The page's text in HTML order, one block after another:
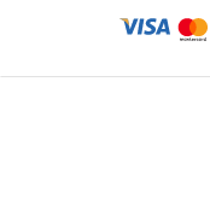
Beauty Seekers VIP Club